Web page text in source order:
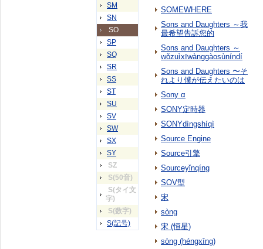
SM
SN
SO
SP
SQ
SR
SS
ST
SU
SV
SW
SX
SY
SZ
S(50音)
S(タイ文
字)
S(数字)
S(記号)
SOMEWHERE
Sons and Daughters ～我
最希望告訴您的
Sons and Daughters ～
wǒzuìxīwànggàosùníndí
Sons and Daughters 〜そ
れより僕が伝えたいのは
Sony α
SONY定時器
SONYdìngshíqì
Source Engine
Source引擎
Sourceyǐnqíng
SOV型
宋
sòng
宋 (恒星)
sòng (héngxīng)